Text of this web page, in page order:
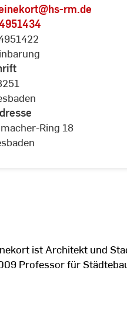
@hs-rm.de
Ring 18
ist Architekt und
Professor für